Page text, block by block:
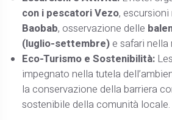
con i pescatori Vezo, escursioni
Baobab, osservazione delle
(luglio-settembre)e safari nella
Eco-Turismo e Sostenibilità:
impegnato nella tutela
la conservazione della barriera
sostenibile della comunità locale.